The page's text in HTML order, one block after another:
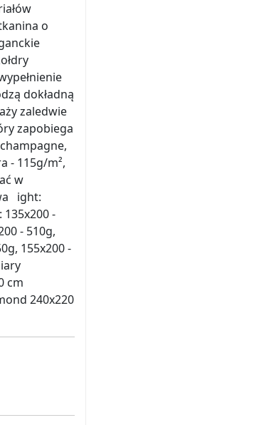
o
dokładną
zaledwie
zapobiega
- 115g/m²,
w
ight:
135x200 -
- 510g,
155x200 -
cm
240x220